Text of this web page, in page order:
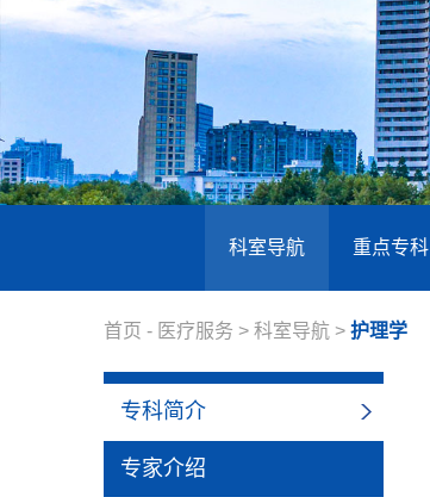
科室导航 重点专科
首页 - 医疗服务 > 科室导航 > 护理学
专科简介
专家介绍